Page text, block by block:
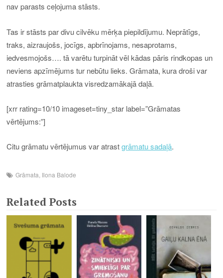
nav parasts ceļojuma stāsts.
Tas ir stāsts par divu cilvēku mērķa piepildījumu. Neprātīgs,
traks, aizraujošs, jocīgs, apbrīnojams, nesaprotams,
iedvesmojošs…. tā varētu turpināt vēl kādas pāris rindkopas un
neviens apzīmējums tur nebūtu lieks. Grāmata, kura droši var
atrasties grāmatplaukta visredzamākajā daļā.
[xrr rating=10/10 imageset=tiny_star label=”Grāmatas
vērtējums:”]
Citu grāmatu vērtējumus var atrastgrāmatu sadaļā.
Grāmata Ilona Balode
Related Posts